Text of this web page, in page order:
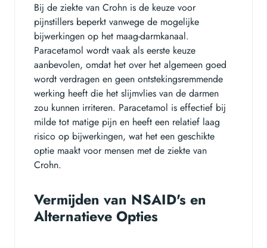
Bij de ziekte van Crohn is de keuze voor
pijnstillers beperkt vanwege de mogelijke
bijwerkingen op het maag-darmkanaal.
Paracetamol wordt vaak als eerste keuze
aanbevolen, omdat het over het algemeen goed
wordt verdragen en geen ontstekingsremmende
werking heeft die het slijmvlies van de darmen
zou kunnen irriteren. Paracetamol is effectief bij
milde tot matige pijn en heeft een relatief laag
risico op bijwerkingen, wat het een geschikte
optie maakt voor mensen met de ziekte van
Crohn.
Vermijden van NSAID's en
Alternatieve Opties